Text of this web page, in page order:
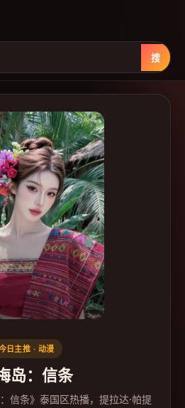
搜
-日本免费高
日主推 · 动漫
岛：信条
信条》泰国区热播，提拉达·帕提